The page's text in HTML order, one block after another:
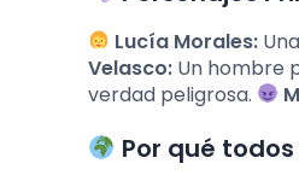
Lucía Morales:
Velasco: Un hombre
verdad peligrosa.
Por qué